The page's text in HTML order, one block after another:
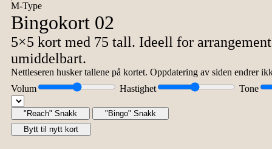
M-Type
Bingokort 02
5×5 kort med 75 tall. Ideell for
umiddelbart.
Nettleseren husker tallene på kortet. Oppdatering av siden endrer
Volum
Hastighet Tone
"Reach" Snakk
"Bingo" Snakk
Bytt til nytt kort